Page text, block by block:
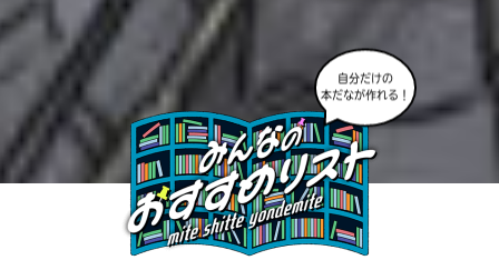
自分だけの
本だなが作れる！